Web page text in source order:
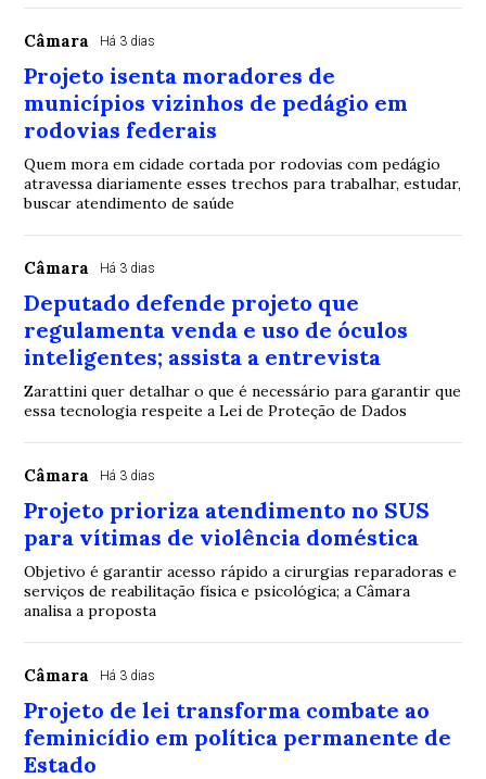
Câmara Há 3 dias
Projeto isenta moradores de
municípios vizinhos de pedágio em
rodovias federais
Quem mora em cidade cortada por rodovias com pedágio
atravessa diariamente esses trechos para trabalhar, estudar,
buscar atendimento de saúde
Câmara Há 3 dias
Deputado defende projeto que
regulamenta venda e uso de óculos
inteligentes; assista a entrevista
Zarattini quer detalhar o que é necessário para garantir que
essa tecnologia respeite a Lei de Proteção de Dados
Câmara Há 3 dias
Projeto prioriza atendimento no SUS
para vítimas de violência doméstica
Objetivo é garantir acesso rápido a cirurgias reparadoras e
serviços de reabilitação física e psicológica; a Câmara
analisa a proposta
Câmara Há 3 dias
Projeto de lei transforma combate ao
feminicídio em política permanente de
Estado